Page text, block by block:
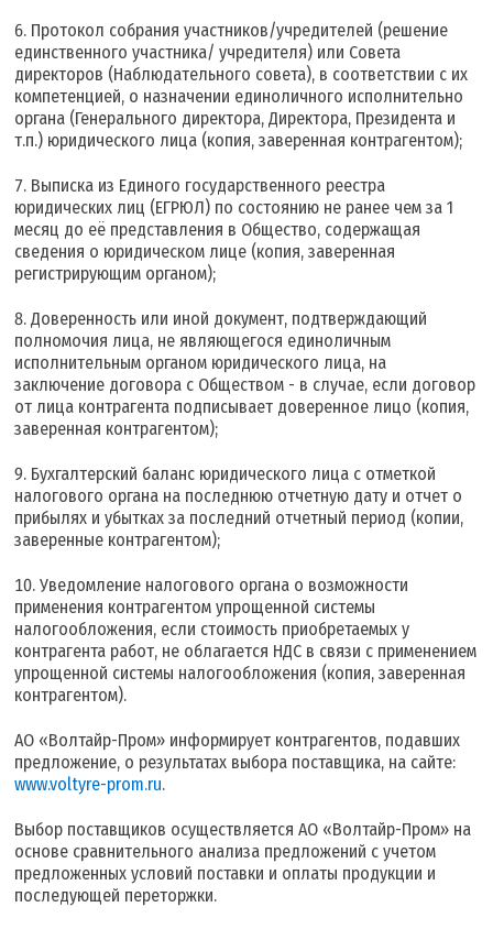
Протокол собрания участников/учредителей (решение
единственного участника/ учредителя) или Совета
директоров (Наблюдательного совета), в соответствии с их
компетенцией, о назначении единоличного исполнительно
органа (Генерального директора, Директора, Президента и
т.п.) юридического лица (копия, заверенная контрагентом);
Выписка из Единого государственного реестра
юридических лиц (ЕГРЮЛ) по состоянию не ранее чем за 1
месяц до её представления в Общество, содержащая
сведения о юридическом лице (копия, заверенная
регистрирующим органом);
Доверенность или иной документ, подтверждающий
полномочия лица, не являющегося единоличным
исполнительным органом юридического лица, на
заключение договора с Обществом - в случае, если договор
от лица контрагента подписывает доверенное лицо (копия,
заверенная контрагентом);
Бухгалтерский баланс юридического лица с отметкой
налогового органа на последнюю отчетную дату и отчет о
прибылях и убытках за последний отчетный период (копии,
заверенные контрагентом);
Уведомление налогового органа о возможности
применения контрагентом упрощенной системы
налогообложения, если стоимость приобретаемых у
контрагента работ, не облагается НДС в связи с применением
упрощенной системы налогообложения (копия, заверенная
контрагентом).
АО «Волтайр-Пром» информирует контрагентов, подавших
предложение, о результатах выбора поставщика, на сайте:
www.voltyre-prom.ru.
Выбор поставщиков осуществляется АО «Волтайр-Пром» на
основе сравнительного анализа предложений с учетом
предложенных условий поставки и оплаты продукции и
последующей переторжки.